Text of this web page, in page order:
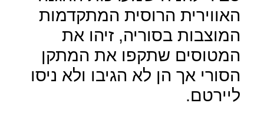
האווירית הרוסית המתקדמות
המוצבות בסוריה, זיהו את
המטוסים שתקפו את המתקן
הסורי אך הן לא הגיבו ולא ניסו
ליירטם.